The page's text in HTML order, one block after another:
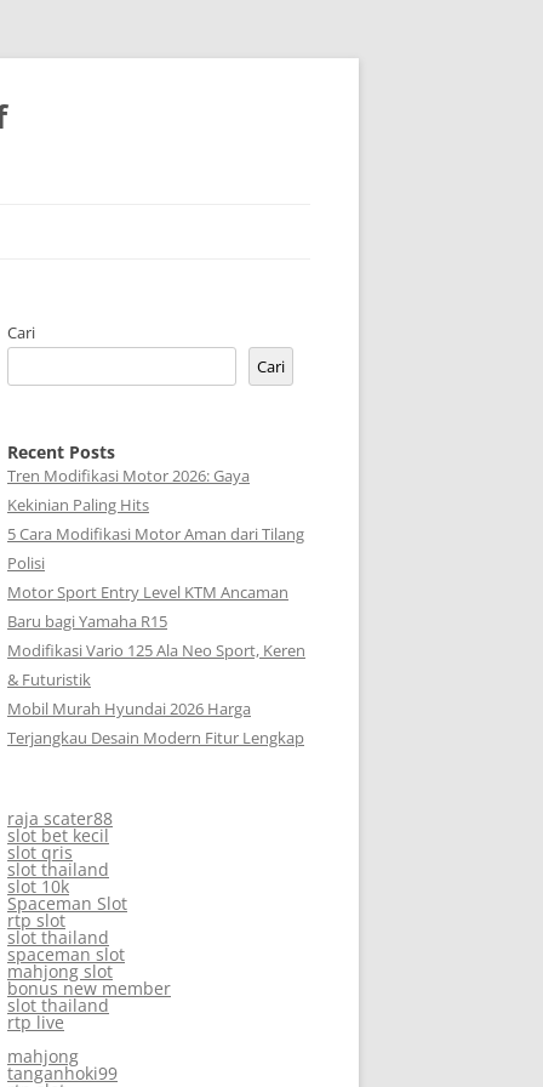
Cari
Cari
Recent Posts
Tren Modifikasi Motor 2026: Gaya
Kekinian Paling Hits
5 Cara Modifikasi Motor Aman dari Tilang
Polisi
Motor Sport Entry Level KTM Ancaman
Baru bagi Yamaha R15
Modifikasi Vario 125 Ala Neo Sport, Keren
& Futuristik
Mobil Murah Hyundai 2026 Harga
Terjangkau Desain Modern Fitur Lengkap
raja scater88
slot bet kecil
slot qris
slot thailand
slot 10k
Spaceman Slot
rtp slot
slot thailand
spaceman slot
mahjong slot
bonus new member
slot thailand
rtp live
mahjong
tanganhoki99